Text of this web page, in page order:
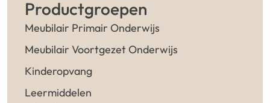
Productgroepen
Meubilair Primair Onderwijs
Meubilair Voortgezet Onderwijs
Kinderopvang
Leermiddelen